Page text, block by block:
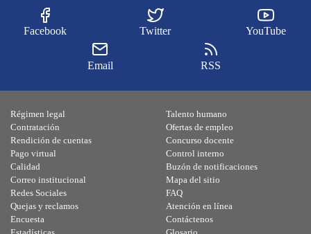
Facebook Twitter YouTube
Email RSS
Régimen legal
Contratación
Rendición de cuentas
Pago virtual
Calidad
Talento humano
Ofertas de empleo
Concurso docente
Control interno
Buzón de notificaciones
Correo institucional
Redes Sociales
Quejas y reclamos
Encuesta
Mapa del sitio
FAQ
Atención en línea
Contáctenos